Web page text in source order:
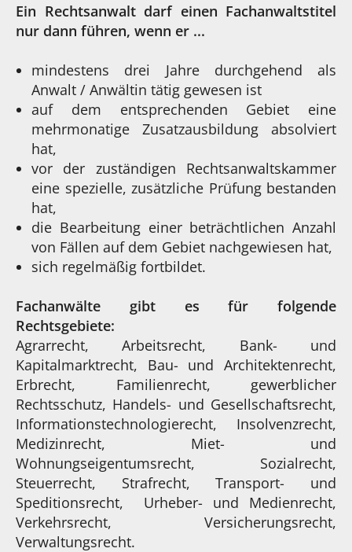
Ein Rechtsanwalt darf einen Fachanwaltstitel
nur dann führen, wenn er ...
mindestens drei Jahre durchgehend als
Anwalt / Anwältin tätig gewesen ist
auf dem entsprechenden Gebiet eine
mehrmonatige Zusatzausbildung absolviert
hat,
vor der zuständigen Rechtsanwaltskammer
eine spezielle, zusätzliche Prüfung bestanden
hat,
die Bearbeitung einer beträchtlichen Anzahl
von Fällen auf dem Gebiet nachgewiesen hat,
sich regelmäßig fortbildet.
Fachanwälte gibt es für folgende
Rechtsgebiete:
Agrarrecht, Arbeitsrecht, Bank- und
Kapitalmarktrecht, Bau- und Architektenrecht,
Erbrecht, Familienrecht, gewerblicher
Rechtsschutz, Handels- und Gesellschaftsrecht,
Informationstechnologierecht, Insolvenzrecht,
Medizinrecht, Miet- und
Wohnungseigentumsrecht, Sozialrecht,
Steuerrecht, Strafrecht, Transport- und
Speditionsrecht, Urheber- und Medienrecht,
Verkehrsrecht, Versicherungsrecht,
Verwaltungsrecht.